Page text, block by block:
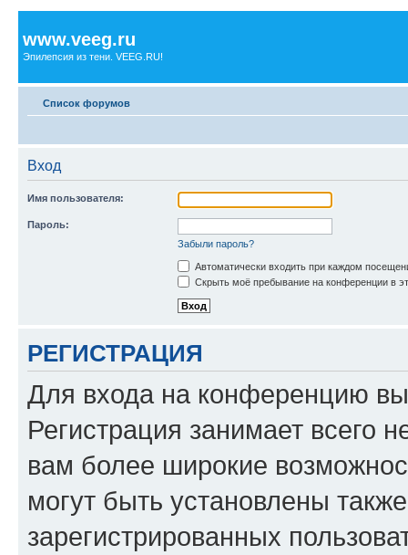
www.veeg.ru
Эпилепсия из тени. VEEG.RU!
Список форумов
Вход
Имя пользователя:
Пароль:
Забыли пароль?
Автоматически входить при каждом
Скрыть моё пребывание на конференции в
РЕГИСТРАЦИЯ
Для входа на конференцию
Регистрация занимает всего
вам более широкие
могут быть установлены
зарегистрированных